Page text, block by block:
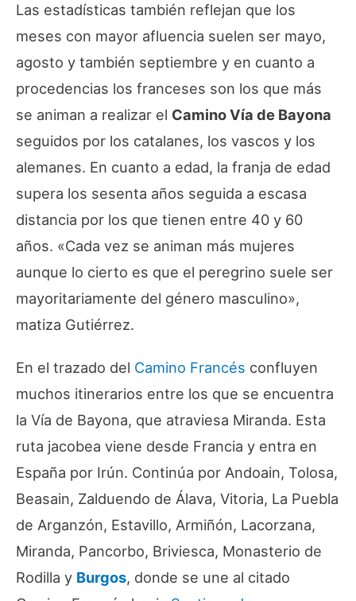
Las estadísticas también reflejan que los
meses con mayor afluencia suelen ser mayo,
agosto y también septiembre y en cuanto a
procedencias los franceses son los que más
se animan a realizar el Camino Vía de Bayona
seguidos por los catalanes, los vascos y los
alemanes. En cuanto a edad, la franja de edad
supera los sesenta años seguida a escasa
distancia por los que tienen entre 40 y 60
años. «Cada vez se animan más mujeres
aunque lo cierto es que el peregrino suele ser
mayoritariamente del género masculino»,
matiza Gutiérrez.
En el trazado del Camino Francés confluyen
muchos itinerarios entre los que se encuentra
la Vía de Bayona, que atraviesa Miranda. Esta
ruta jacobea viene desde Francia y entra en
España por Irún. Continúa por Andoain, Tolosa,
Beasain, Zalduendo de Álava, Vitoria, La Puebla
de Arganzón, Estavillo, Armiñón, Lacorzana,
Miranda, Pancorbo, Briviesca, Monasterio de
Rodilla y Burgos, donde se une al citado